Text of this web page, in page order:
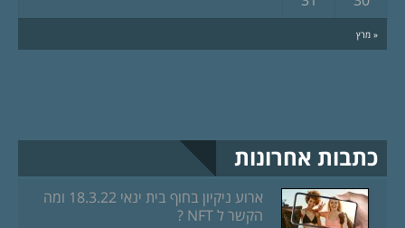
« מרץ
כתבות אחרונות
ארוע ניקיון בחוף בית ינאי 18.3.22 ומה
הקשר ל NFT ?